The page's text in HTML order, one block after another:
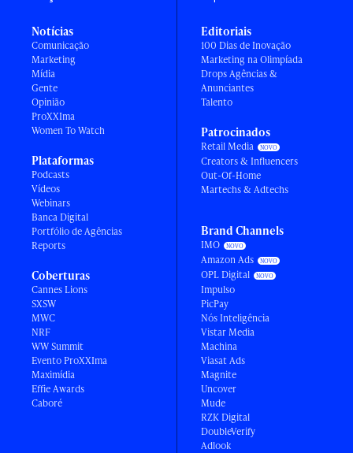
Notícias
Comunicação
Marketing
Mídia
Gente
Opinião
ProXXIma
Women To Watch
Plataformas
Podcasts
Vídeos
Webinars
Banca Digital
Portfólio de Agências
Reports
Coberturas
Cannes Lions
SXSW
MWC
NRF
WW Summit
Evento ProXXIma
Maximídia
Effie Awards
Caboré
Editoriais
100 Dias de Inovação
Marketing na Olimpíada
Drops Agências &
Anunciantes
Talento
Patrocinados
Retail Media
Creators & Influencers
Out-Of-Home
Martechs & Adtechs
Brand Channels
IMO
Amazon Ads
OPL Digital
Impulso
PicPay
Nós Inteligência
Vistar Media
Machina
Viasat Ads
Magnite
Uncover
Mude
RZK Digital
DoubleVerify
Adlook